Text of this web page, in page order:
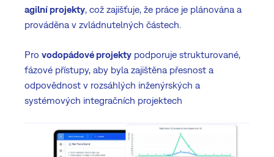
agilní projekty , což zajišťuje, že práce je plánována a
prováděna v zvládnutelných částech.
Pro vodopádové projekty podporuje strukturované,
fázové přístupy, aby byla zajištěna přesnost a
odpovědnost v rozsáhlých inženýrských a
systémových integračních projektech